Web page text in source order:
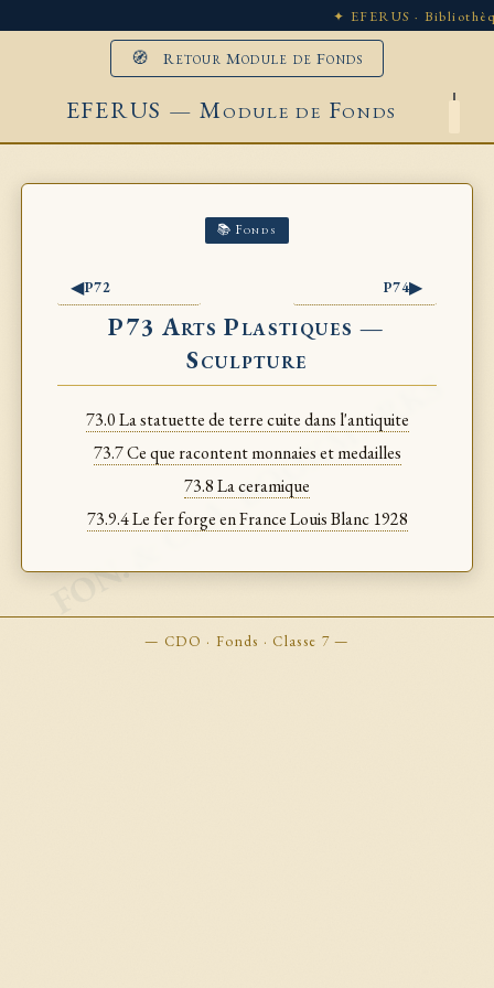
FON. & CLA. BOOKMARKS
✦ EFERUS ·
🧭 Retour Module de Fonds
EFERUS — Module de Fonds
📚 Fonds
◀P72 P74▶
P73 Arts Plastiques —
Sculpture
73.0 La statuette de terre cuite dans l'antiquite
73.7 Ce que racontent monnaies et medailles
73.8 La ceramique
73.9.4 Le fer forge en France Louis Blanc 1928
— CDO · Fonds · Classe 7 —